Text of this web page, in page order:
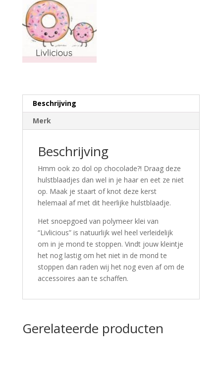
Beschrijving
Merk
Beschrijving
Hmm ook zo dol op chocolade?! Draag deze
hulstblaadjes dan wel in je haar en eet ze niet
op. Maak je staart of knot deze kerst
helemaal af met dit heerlijke hulstblaadje.
Het snoepgoed van polymeer klei van
“Livlicious” is natuurlijk wel heel verleidelijk
om in je mond te stoppen. Vindt jouw kleintje
het nog lastig om het niet in de mond te
stoppen dan raden wij het nog even af om de
accessoires aan te schaffen.
Gerelateerde producten